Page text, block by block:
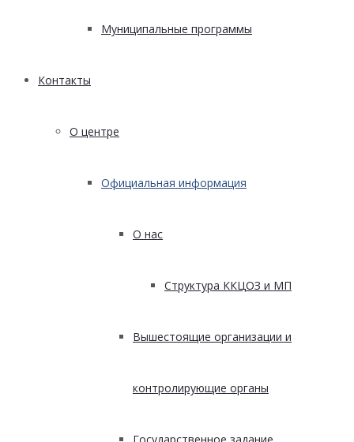
Муниципальные программы
Контакты
О центре
Официальная информация
О нас
Структура ККЦОЗ и МП
Вышестоящие организации и
контролирующие органы